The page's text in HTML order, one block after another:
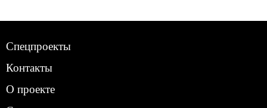
Спецпроекты
Контакты
О проекте